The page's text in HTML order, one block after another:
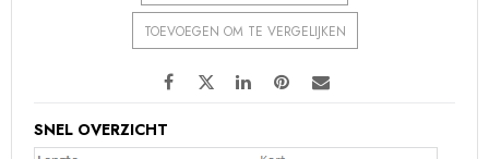
TOEVOEGEN OM TE VERGELIJKEN
SNEL OVERZICHT